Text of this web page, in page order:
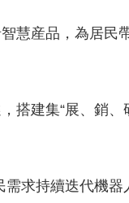
慧産品，為居民
建集“展、銷、
求持續迭代機器